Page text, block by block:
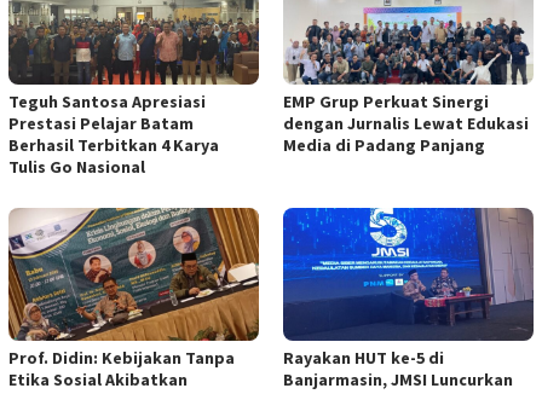
Teguh Santosa Apresiasi
Prestasi Pelajar Batam
Berhasil Terbitkan 4 Karya
Tulis Go Nasional
EMP Grup Perkuat Sinergi
dengan Jurnalis Lewat Edukasi
Media di Padang Panjang
Prof. Didin: Kebijakan Tanpa
Etika Sosial Akibatkan
Rayakan HUT ke-5 di
Banjarmasin, JMSI Luncurkan